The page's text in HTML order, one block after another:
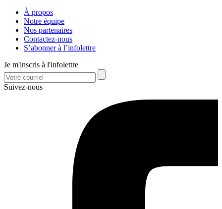
À propos
Notre équipe
Nos partenaires
Contactez-nous
S’abonner à l’infolettre
Je m'inscris à l'infolettre
Suivez-nous